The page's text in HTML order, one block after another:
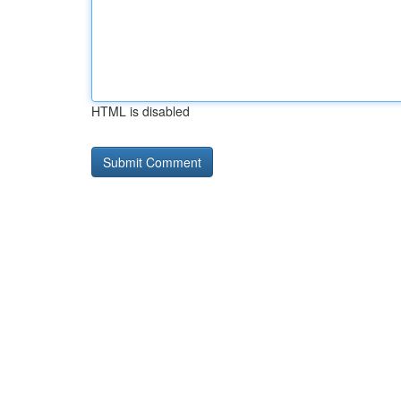
HTML is disabled